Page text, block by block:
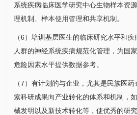
系统疾病临床医学研究中心生物样本资
理机制、样本使用管理和共享机制。
（6）培训基层医生的临床研究水平和
人群的神经系统疾病规范化管理，为国
危险因素水平提供数据参考。
（7）有计划的与企业，尤其是民族医
索科研成果向产业转化的体系和机制，
械发明以及新技术转化等，使优秀的研